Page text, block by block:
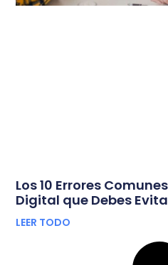
Los 10 Errores
Digital que Debes
LEER TODO